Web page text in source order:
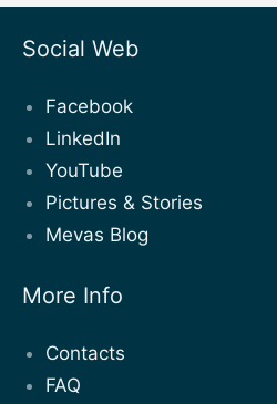
Social Web
Facebook
LinkedIn
YouTube
Pictures & Stories
Mevas Blog
More Info
Contacts
FAQ